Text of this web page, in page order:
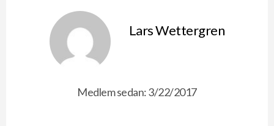
Lars Wettergren
Medlem sedan: 3/22/2017